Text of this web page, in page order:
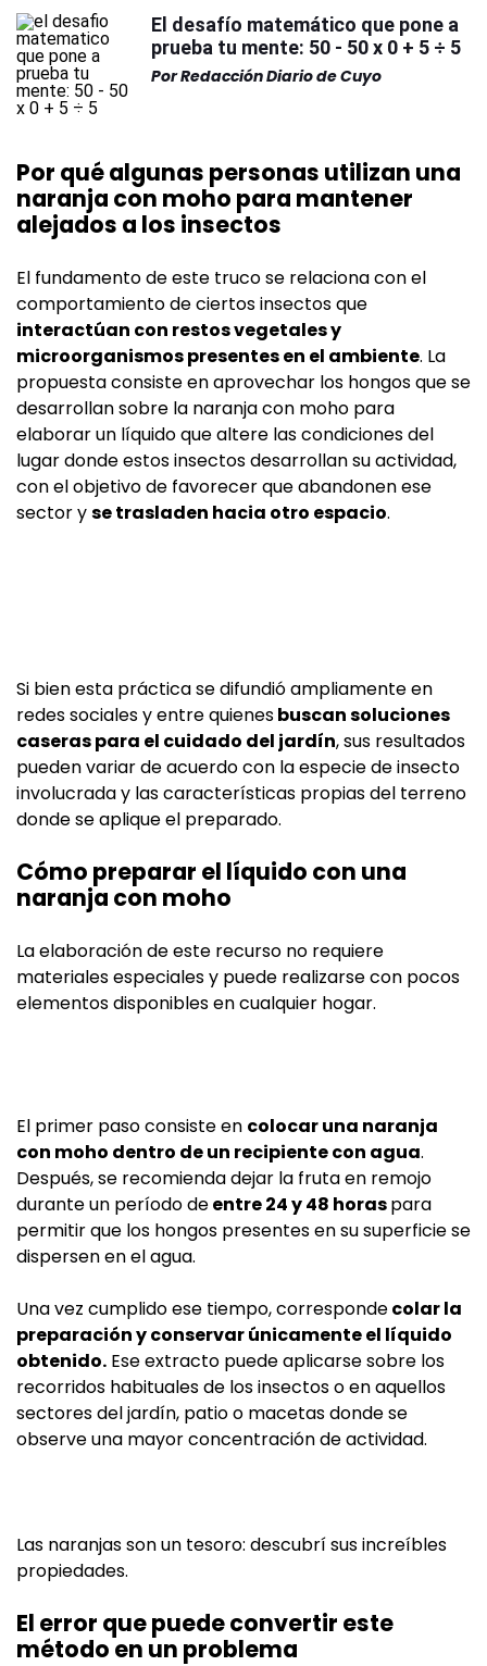
El desafío matemático que pone a
prueba tu mente: 50 - 50 x 0 + 5 ÷ 5
PorRedacción Diario de Cuyo
Por qué algunas personas utilizan una
naranja con moho para mantener
alejados a los insectos
El fundamento de este truco se relaciona con el
comportamiento de ciertos insectos que
interactúan con restos vegetales y
microorganismos presentes en el ambiente. La
propuesta consiste en aprovechar los hongos que se
desarrollan sobre la naranja con moho para
elaborar un líquido que altere las condiciones del
lugar donde estos insectos desarrollan su actividad,
con el objetivo de favorecer que abandonen ese
sector yse trasladen hacia otro espacio.
Si bien esta práctica se difundió ampliamente en
redes sociales y entre quienesbuscan soluciones
caseras para el cuidado del jardín, sus resultados
pueden variar de acuerdo con la especie de insecto
involucrada y las características propias del terreno
donde se aplique el preparado.
Cómo preparar el líquido con una
naranja con moho
La elaboración de este recurso no requiere
materiales especiales y puede realizarse con pocos
elementos disponibles en cualquier hogar.
El primer paso consiste en colocar una naranja
con moho dentro de un recipiente con agua.
Después, se recomienda dejar la fruta en remojo
durante un período deentre 24 y 48 horaspara
permitir que los hongos presentes en su superficie se
dispersen en el agua.
Una vez cumplido ese tiempo, correspondecolar la
preparación y conservar únicamente el líquido
obtenido. Ese extracto puede aplicarse sobre los
recorridos habituales de los insectos o en aquellos
sectores del jardín, patio o macetas donde se
observe una mayor concentración de actividad.
Las naranjas son un tesoro: descubrí sus increíbles
propiedades.
El error que puede convertir este
método en un problema